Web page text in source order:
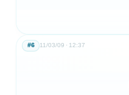
11/03/09 12:37
#6